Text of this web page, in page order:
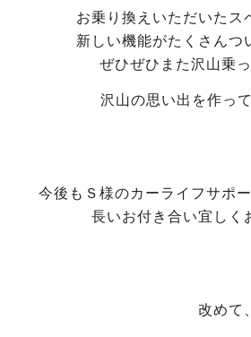
お乗り換えいただいたス
新しい機能がたくさんつ
ぜひぜひまた沢山乗
沢山の思い出を作っ
今後もＳ様のカーライフサポ
長いお付き合い宜しく
改めて、